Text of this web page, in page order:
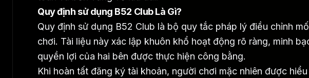
Quy định sử dụng B52 Club Là Gì?
Quy định sử dụng B52 Club là bộ quy tắc pháp lý điều chỉnh
chơi. Tài liệu này xác lập khuôn khổ hoạt động rõ ràng, minh
quyền lợi của hai bên được thực hiện công bằng.
Khi hoàn tất đăng ký tài khoản, người chơi mặc nhiên được